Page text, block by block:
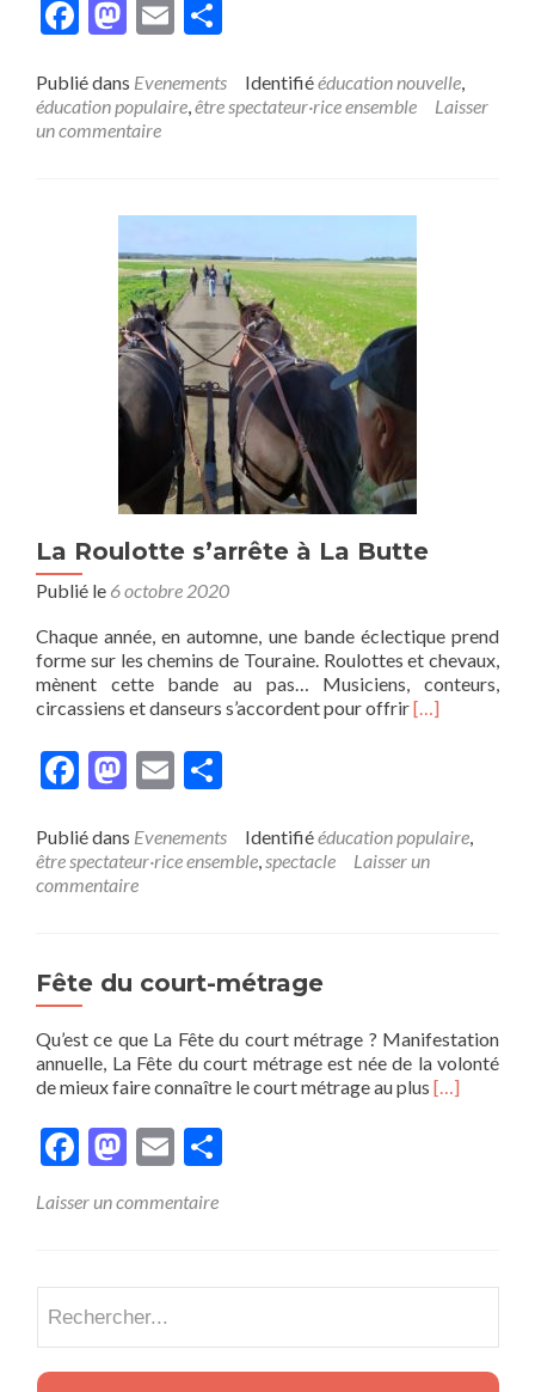
du
Film
d’Éducation
Facebook
Mastodon
Email
Publié dans Evenements Identifiééducation nouvelle,
éducation populaire,être spectateur·rice ensemble
Laisser
un commentaire
La Roulotte s’arrête à La Butte
Publié le 6 octobre 2020
Chaque année, en automne, une bande éclectique prend
forme sur les chemins de Touraine. Roulottes et chevaux,
mènent cette bande au pas… Musiciens, conteurs,
circassiens et danseurs s’accordent pour offrirEn
s’arrête
à
La
[…]
Facebook
Mastodon
Email
Publié dans Evenements Identifiééducation populaire,
être spectateur·rice ensemble,spectacle
Laisser un
commentaire
Fête du court-métrage
Qu’est ce que La Fête du court métrage ? Manifestation
annuelle, La Fête du court métrage est née de la volonté
de mieux faire connaître le court métrage au plus En
[…]
Facebook
Mastodon
Email
Laisser un commentaire